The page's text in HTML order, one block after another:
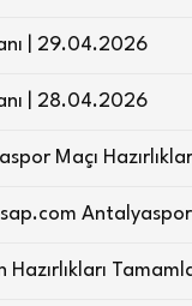
| 29.04.2026
| 28.04.2026
Maçı
Antalyaspor
Hazırlıkları